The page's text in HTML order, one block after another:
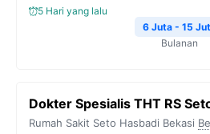
5 Hari yang lalu
6 Juta - 15
Bulanan
Dokter Spesialis THT RS
Rumah Sakit Seto Hasbadi Bekasi